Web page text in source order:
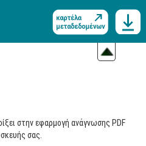
στην εφαρμογή ανάγνωσης PDF
σας.